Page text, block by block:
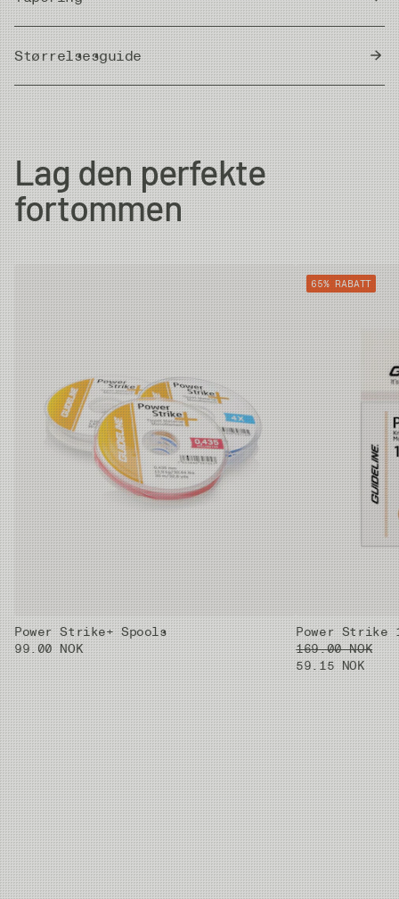
Størrelsesguide
Meter/Cm|Fot/Tum
Butt Diam. Tip Diam. Strength
0X 0.64mm 0.285mm 5.6kg
1X 0.64mm 0.26mm 4.9kg
4kg
3.3kg
0.61mm 0.185mm
0.59mm 0.148mm 1.8kg
Lag den perfekte
fortommen
Power Strike+ Spools
99.00 NOK
65% RABATT
Power Strike
169.00 NOK
59.15 NOK